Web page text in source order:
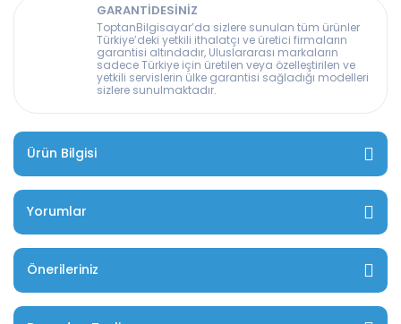
GARANTİDESİNİZ
ToptanBilgisayar’da sizlere sunulan tüm ürünler
Türkiye’deki yetkili ithalatçı ve üretici firmaların
garantisi altındadır, Uluslararası markaların
sadece Türkiye için üretilen veya özelleştirilen ve
yetkili servislerin ülke garantisi sağladığı modelleri
sizlere sunulmaktadır.
Ürün Bilgisi
Yorumlar
Önerileriniz